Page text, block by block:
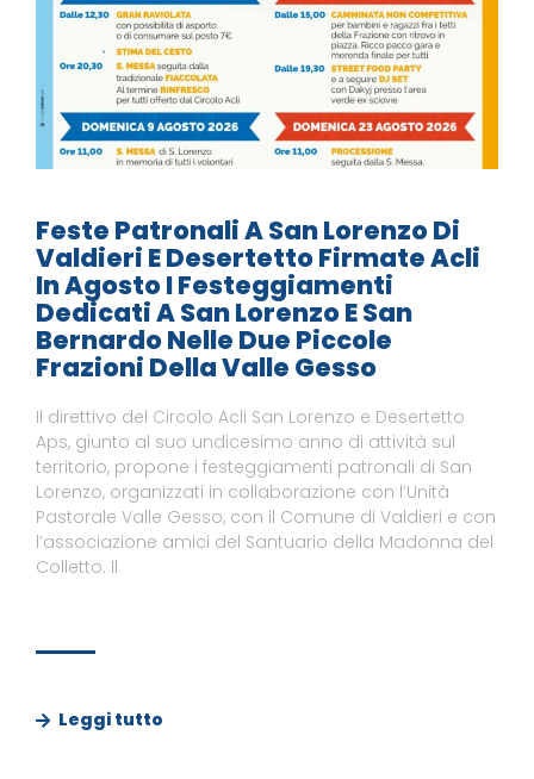
Feste Patronali A San Lorenzo Di
Valdieri E Desertetto Firmate Acli
In Agosto I Festeggiamenti
Dedicati A San Lorenzo E San
Bernardo Nelle Due Piccole
Frazioni Della Valle Gesso
Il direttivo del Circolo Acli San Lorenzo e Desertetto
Aps, giunto al suo undicesimo anno di attività sul
territorio, propone i festeggiamenti patronali di San
Lorenzo, organizzati in collaborazione con l’Unità
Pastorale Valle Gesso, con il Comune di Valdieri e con
l’associazione amici del Santuario della Madonna del
Colletto. Il
Leggi tutto